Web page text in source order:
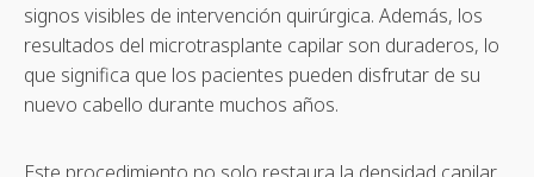
signos visibles de intervención quirúrgica. Además, los
resultados del microtrasplante capilar son duraderos, lo
que significa que los pacientes pueden disfrutar de su
nuevo cabello durante muchos años.